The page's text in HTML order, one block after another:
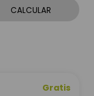
CALCULAR
Gratis